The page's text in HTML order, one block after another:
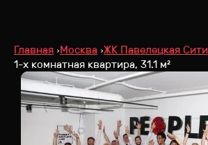
Главная Москва ЖК Павелецкая Сити
1-х комнатная квартира, 31.1 м²